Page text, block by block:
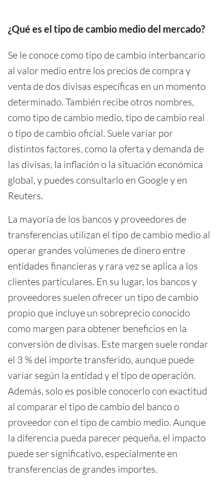
¿Qué es el tipo de cambio medio del mercado?
Se le conoce como tipo de cambio interbancario
al valor medio entre los precios de compra y
venta de dos divisas específicas en un momento
determinado. También recibe otros nombres,
como tipo de cambio medio, tipo de cambio real
o tipo de cambio oficial. Suele variar por
distintos factores, como la oferta y demanda de
las divisas, la inflación o la situación económica
global, y puedes consultarlo en Google y en
Reuters.
La mayoría de los bancos y proveedores de
transferencias utilizan el tipo de cambio medio al
operar grandes volúmenes de dinero entre
entidades financieras y rara vez se aplica a los
clientes particulares. En su lugar, los bancos y
proveedores suelen ofrecer un tipo de cambio
propio que incluye un sobreprecio conocido
como margen para obtener beneficios en la
conversión de divisas. Este margen suele rondar
el 3 % del importe transferido, aunque puede
variar según la entidad y el tipo de operación.
Además, solo es posible conocerlo con exactitud
al comparar el tipo de cambio del banco o
proveedor con el tipo de cambio medio. Aunque
la diferencia pueda parecer pequeña, el impacto
puede ser significativo, especialmente en
transferencias de grandes importes.